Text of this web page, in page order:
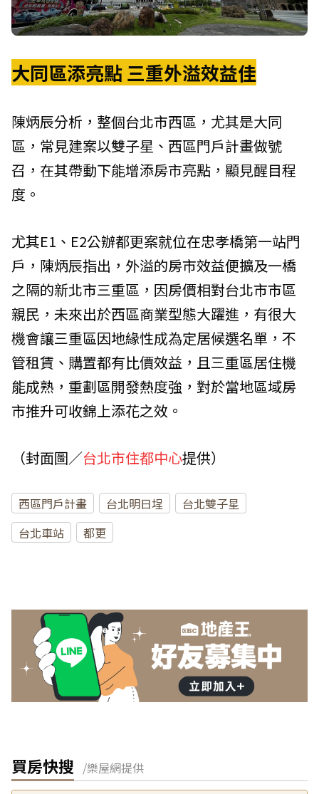
大同區添亮點 三重外溢效益佳
陳炳辰分析，整個台北市西區，尤其是大同
區，常見建案以雙子星、西區門戶計畫做號
召，在其帶動下能增添房市亮點，顯見醒目程
度。
尤其E1、E2公辦都更案就位在忠孝橋第一站門
戶，陳炳辰指出，外溢的房市效益便擴及一橋
之隔的新北市三重區，因房價相對台北市市區
親民，未來出於西區商業型態大躍進，有很大
機會讓三重區因地緣性成為定居候選名單，不
管租賃、購置都有比價效益，且三重區居住機
能成熟，重劃區開發熱度強，對於當地區域房
市推升可收錦上添花之效。
（封面圖／台北市住都中心提供）
西區門戶計畫 台北明日埕
台北雙子星
台北車站
都更
買房快搜 /樂屋網提供